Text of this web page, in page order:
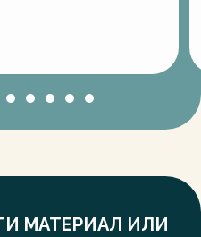
МАТЕРИАЛ ИЛИ